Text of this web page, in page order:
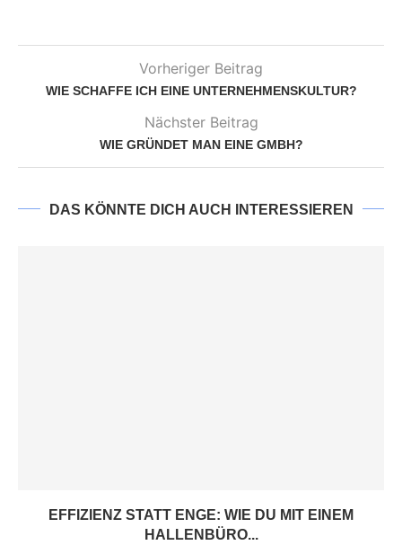
Vorheriger Beitrag
WIE SCHAFFE ICH EINE UNTERNEHMENSKULTUR?
Nächster Beitrag
WIE GRÜNDET MAN EINE GMBH?
DAS KÖNNTE DICH AUCH INTERESSIEREN
EFFIZIENZ STATT ENGE: WIE DU MIT EINEM
HALLENBÜRO...